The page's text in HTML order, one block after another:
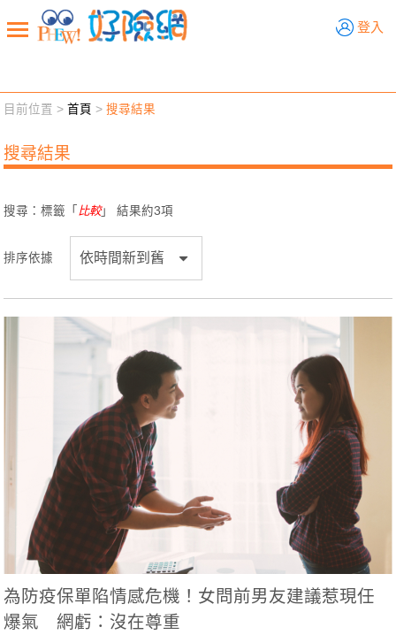
登入
新聞觀點 業務交流
退休先準備 好險學堂 輔銷工具 活動專區
目前位置 >首頁 >搜尋結果
搜尋結果
搜尋：標籤「 比較」 結果約3項
排序依據
為防疫保單陷情感危機！女問前男友建議惹現任
爆氣 網虧：沒在尊重